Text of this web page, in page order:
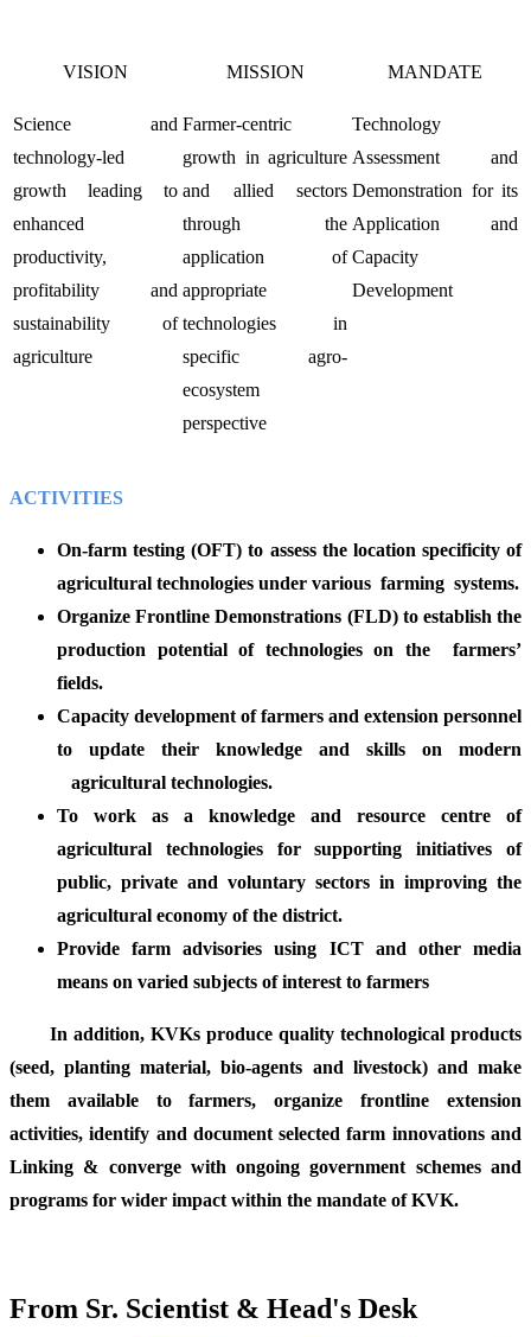
VISION
Science and
technology-led
growth leading to
enhanced
productivity,
profitability and
sustainability of
agriculture
MISSION
Farmer-centric
growth in agriculture
and allied sectors
through the
application of
appropriate
technologies in
specific agro-
ecosystem
perspective
MANDATE
Technology
Assessment and
Demonstration for its
Application and
Capacity
Development
ACTIVITIES
On-farm testing (OFT) to assess the location specificity of
agricultural technologies under various farming systems.
Organize Frontline Demonstrations (FLD) to establish the
production potential of technologies on the farmers’
fields.
Capacity development of farmers and extension personnel
to update their knowledge and skills on modern
agricultural technologies.
To work as a knowledge and resource centre of
agricultural technologies for supporting initiatives of
public, private and voluntary sectors in improving the
agricultural economy of the district.
Provide farm advisories using ICT and other media
means on varied subjects of interest to farmers
In addition, KVKs produce quality technological products
(seed, planting material, bio-agents and livestock) and make
them available to farmers, organize frontline extension
activities, identify and document selected farm innovations and
Linking & converge with ongoing government schemes and
programs for wider impact within the mandate of KVK.
From Sr. Scientist & Head's Desk